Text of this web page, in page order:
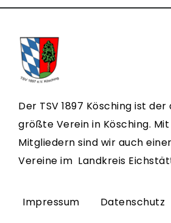
Der TSV 1897 Kösching ist
größte Verein in Kösching.
Mitgliedern sind wir auch
Vereine im Landkreis
Impressum Datenschutz